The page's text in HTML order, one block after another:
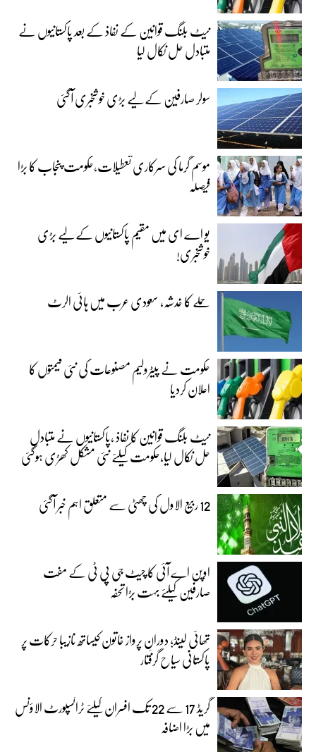
نیٹ بلنگ قوانین کے نفاذ کے بعد پاکستانیوں نے
متبادل حل نکال لیا
سولر صارفین کے لیے بڑی خوشخبری آگئی
موسم گرما کی سرکاری تعطیلات،حکومت پنجاب کا بڑا
فیصلہ
یو اے ای میں مقیم پاکستانیوں کے لیے بڑی
خوشخبری!
حملے کا خدشہ، سعودی عرب میں ہائی الرٹ
حکومت نے پیٹرولیم مصنوعات کی نئی قیمتوں کا
اعلان کردیا
نیٹ بلنگ قوانین کا نفاذ ،پاکستانیوں نے متبادل
حل نکال لیا،حکومت کیلئے نئی مشکل کھڑی ہوگئی
12 ربیع الاول کی چھٹی سے متعلق اہم خبر آگئی
اوپن اے آئی کا چیٹ جی پی ٹی کے مفت
صارفین کیلئے بہت بڑا تحفہ
تھائی لینڈ؛ دورانِ پرواز خاتون کیساتھ نازیبا حرکات پر
پاکستانی سیاح گرفتار
گریڈ 17 سے 22 تک افسران کیلئے ٹرانسپورٹ الاؤنس
میں بڑا اضافہ